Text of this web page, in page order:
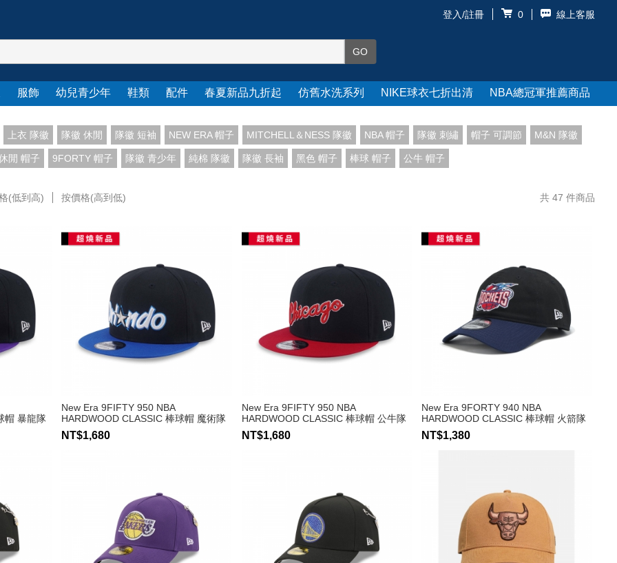
登入/註冊 0 線上客服
服飾 幼兒青少年 鞋類 配件 春夏新品九折起 仿舊水洗系列 NIKE球衣七折出清 NBA總冠軍推薦商品
上衣 隊徽 隊徽 休閒 隊徽 短袖 NEW ERA 帽子 MITCHELL＆NESS 隊徽 NBA 帽子 隊徽 刺繡 帽子 可調節 M&N 隊徽
閒 帽子 9FORTY 帽子 隊徽 青少年 純棉 隊徽 隊徽 長袖 黑色 帽子 棒球 帽子 公牛 帽子
(低到高) 按價格(高到低) 共 47 件商品
帽 暴龍隊
New Era 9FIFTY 950 NBA
HARDWOOD CLASSIC 棒球帽 魔術隊
NT$1,680
New Era 9FIFTY 950 NBA
HARDWOOD CLASSIC 棒球帽 公牛隊
NT$1,680
New Era 9FORTY 940 NBA
HARDWOOD CLASSIC 棒球帽 火箭隊
NT$1,380